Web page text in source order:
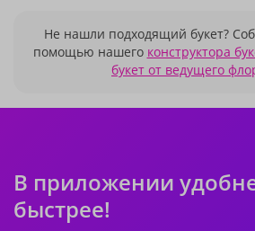
Не нашли подходящий букет?
помощью нашего конструктора
букет от ведущего
В приложении
быстрее!